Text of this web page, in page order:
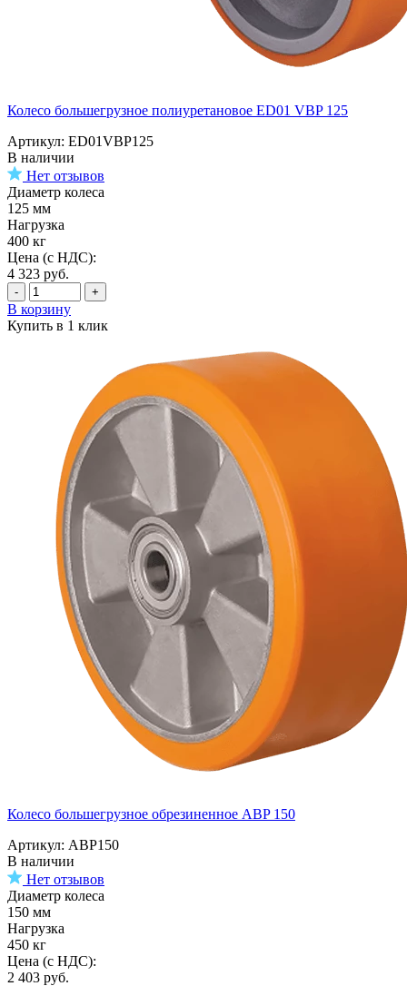
Колесо большегрузное полиуретановое ED01 VBP 125
Артикул: ED01VBP125
В наличии
Нет отзывов
Диаметр колеса
125 мм
Нагрузка
400 кг
Цена (с НДС):
4 323 руб.
- +
В корзину
Купить в 1 клик
Колесо большегрузное обрезиненное ABP 150
Артикул: ABP150
В наличии
Нет отзывов
Диаметр колеса
150 мм
Нагрузка
450 кг
Цена (с НДС):
2 403 руб.